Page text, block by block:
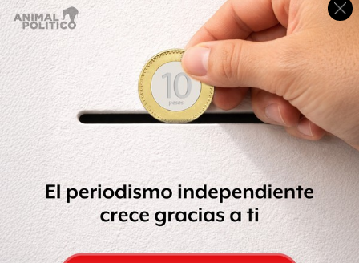
Hoy día está en contacto con su padre, pero apenas habla
con su madre.
Está tratando de superar las consecuencias de estos años
a través de la
terapia a la que acude.
"Todavía tengo pesadillas sobre aquellos años. Ahora son
menos frecuentes, pero las tengo de vez en cuando.
Acepté que siempre estarán conmigo".
¿Por qué a los millennials les va mejor en el
matrimonio que a sus padres?
La historia de Louisa